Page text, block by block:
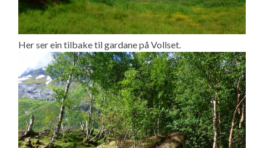
Her ser ein tilbake til gardane på Vollset.